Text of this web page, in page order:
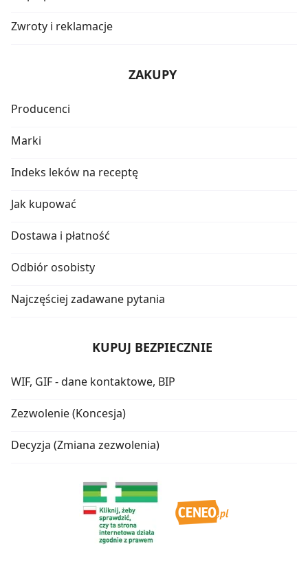
Zwroty i reklamacje
ZAKUPY
Producenci
Marki
Indeks leków na receptę
Jak kupować
Dostawa i płatność
Odbiór osobisty
Najczęściej zadawane pytania
KUPUJ BEZPIECZNIE
WIF, GIF - dane kontaktowe, BIP
Zezwolenie (Koncesja)
Decyzja (Zmiana zezwolenia)